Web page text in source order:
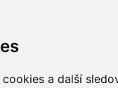
a další